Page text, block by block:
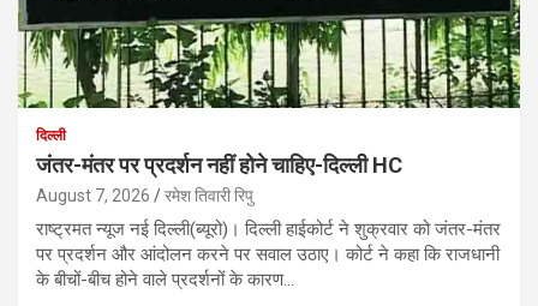
दिल्ली
जंतर-मंतर पर प्रदर्शन नहीं होने चाहिए-दिल्ली HC
August 7, 2026 रमेश तिवारी रिपु
राष्ट्रमत न्यूज नई दिल्ली(ब्यूरो)। दिल्ली हाईकोर्ट ने शुक्रवार को जंतर-मंतर
पर प्रदर्शन और आंदोलन करने पर सवाल उठाए। कोर्ट ने कहा कि राजधानी
के बीचों-बीच होने वाले प्रदर्शनों के कारण…